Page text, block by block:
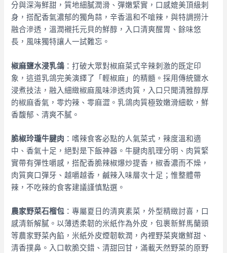
分與深海鮮甜，質地細膩潤滑、彈嫩緊實，口感媲美頂級刺
身，搭配香氣濃郁的獨角蒜，辛香溫和不嗆辣，與特調撈汁
融合滲透，溫潤襯托元貝的鮮醇，入口清爽醒胃、餘味悠
長，風味獨特讓人一試難忘。
椒麻鹽水浸乳鴿 ：打破大眾對椒麻菜式辛辣刺激的既定印
象，這道乳鴿完美演繹了「輕椒麻」的精髓。採用傳統鹽水
浸煮技法，融入細緻椒麻風味滲透肉質，入口只聞清雅醇厚
的椒麻香氣，零灼辣、零麻澀。乳鴿肉質極致嫩滑細軟，鮮
香馥郁、清爽不膩。
脆椒玲瓏牛腱肉 ： 嗜辣食客必點的人氣菜式，辣度溫和適
中、香氣十足，絕對是下飯神器。牛腱肉肌理分明、肉質緊
實帶有彈性嚼感，搭配香脆辣椒爆炒提香，椒香濃而不燥，
肉質爽口彈牙、越嚼越香，鹹辣入味層次十足；惟整體帶
辣，不吃辣的食客建議謹慎點選。
農家野菜石榴包 ：專屬夏日的清爽素菜，外型精緻討喜，口
感清新解膩。以薄透柔韌的米紙作為外皮，包裹新鮮馬蘭頭
等農家野菜內餡，米紙外皮煙韌軟潤，內裡野菜爽嫩鮮甜、
清香撲鼻。入口軟脆交錯、清甜回甘，滿載天然野菜的原野